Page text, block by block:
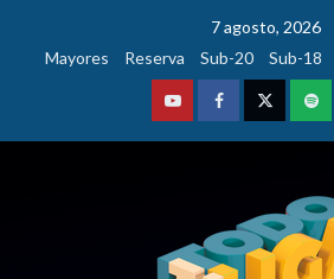
contenido
7 agosto, 2026
Mayores
Reserva Sub-20 Sub-18
YoutubeFacebookTwitter